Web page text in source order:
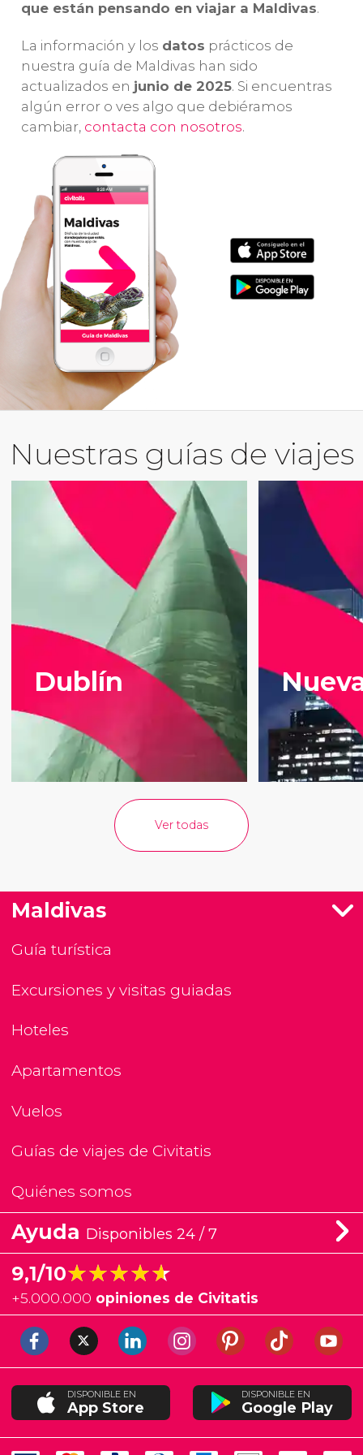
también con
mantarrayas.
delfines .
que están pensando en viajar a Maldivas.
La información y los datos prácticos de
nuestra guía de Maldivas han sido
actualizados en junio de 2025. Si encuentras
algún error o ves algo que debiéramos
cambiar, contacta con nosotros.
Nuestras guías de viajes
Dublín
Ver todas
Maldivas
Guía turística
Excursiones y visitas guiadas
Hoteles
Apartamentos
Vuelos
Guías de viajes de Civitatis
Quiénes somos
Ayuda Disponibles 24 / 7
9,1/10★★★★★
★★★★★
+5.000.000 opiniones de Civitatis
DISPONIBLE EN
App Store
DISPONIBLE EN
Google Play